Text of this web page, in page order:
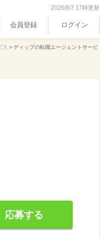
2026/8/7 17時更新
会員登録 ログイン
ス > ディップの転職エージェントサービ
応募する